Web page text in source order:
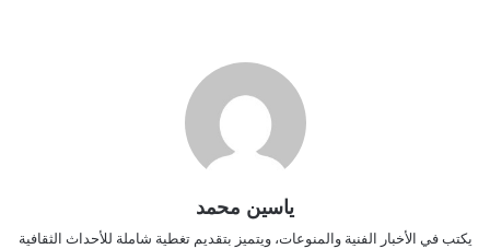
ياسين محمد
يكتب في الأخبار الفنية والمنوعات، ويتميز بتقديم تغطية شاملة للأحداث الثقافية